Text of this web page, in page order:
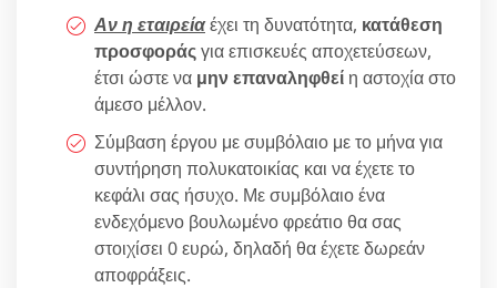
Αν η εταιρείαέχει τη δυνατότητα, κατάθεση
προσφοράςγια επισκευές αποχετεύσεων,
έτσι ώστε να μην επαναληφθεί η αστοχία στο
άμεσο μέλλον.
Σύμβαση έργου με συμβόλαιο με το μήνα για
συντήρηση πολυκατοικίας και να έχετε το
κεφάλι σας ήσυχο. Με συμβόλαιο ένα
ενδεχόμενο βουλωμένο φρεάτιο θα σας
στοιχίσει 0 ευρώ, δηλαδή θα έχετε δωρεάν
αποφράξεις.